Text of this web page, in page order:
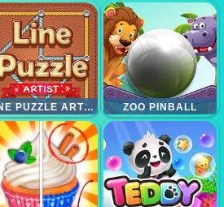
LINE PUZZLE ARTIST ZOO PINBALL